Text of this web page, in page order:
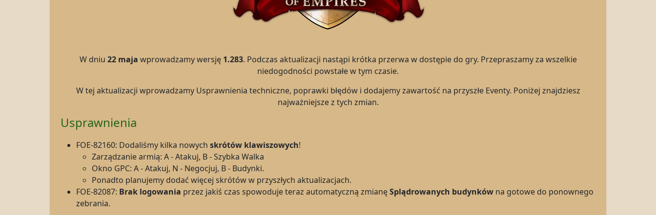
W dniu 22 maja wprowadzamy wersję1.283. Podczas aktualizacji nastąpi krótka przerwa w dostępie do gry. Przepraszamy za wszelkie
niedogodności powstałe w tym czasie.
W tej aktualizacji wprowadzamy Usprawnienia techniczne, poprawki błędów i dodajemy zawartość na przyszłe Eventy. Poniżej znajdziesz
najważniejsze z tych zmian.
Usprawnienia
FOE-82160: Dodaliśmy kilka nowych skrótów klawiszowych!
Zarządzanie armią: A - Atakuj, B - Szybka Walka
Okno GPC: A - Atakuj, N - Negocjuj, B - Budynki.
Ponadto planujemy dodać więcej skrótów w przyszłych aktualizacjach.
FOE-82087: Brak logowania przez jakiś czas spowoduje teraz automatyczną zmianęSplądrowanych budynków na gotowe do ponownego
zebrania.